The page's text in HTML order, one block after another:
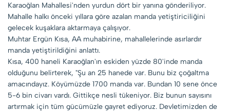
Karaoğlan Mahallesi'nden yurdun dört bir yanına gönderiliyor.
Mahalle halkı önceki yıllara göre azalan manda yetiştiriciliğini
gelecek kuşaklara aktarmaya çalışıyor.
Muhtar Ergün Kısa, AA muhabirine, mahallelerinde asırlardır
manda yetiştirildiğini anlattı.
Kısa, 400 haneli Karaoğlan'ın eskiden yüzde 80'inde manda
olduğunu belirterek, "Şu an 25 hanede var. Bunu biz çoğaltma
amacındayız. Köyümüzde 1700 manda var. Bundan 10 sene önce
5-6 bin civarı vardı. Gittikçe nesli tükeniyor. Biz bunun sayısını
artırmak için tüm gücümüzle gayret ediyoruz. Devletimizden de